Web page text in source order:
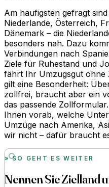
Am häufigsten gefragt
Niederlande, Österreich,
Dänemark – die
besonders nah. Dazu
Verbindungen nach
Ziele für Ruhestand und
fährt Ihr Umzugsgut ohne
gilt eine Besonderheit:
zollfrei, braucht aber ein
das passende
Ihnen vorab, welche
Umzüge nach Amerika,
wir nicht – dafür braucht
SO GEHT ES WEITER
Nennen Sie Zielland